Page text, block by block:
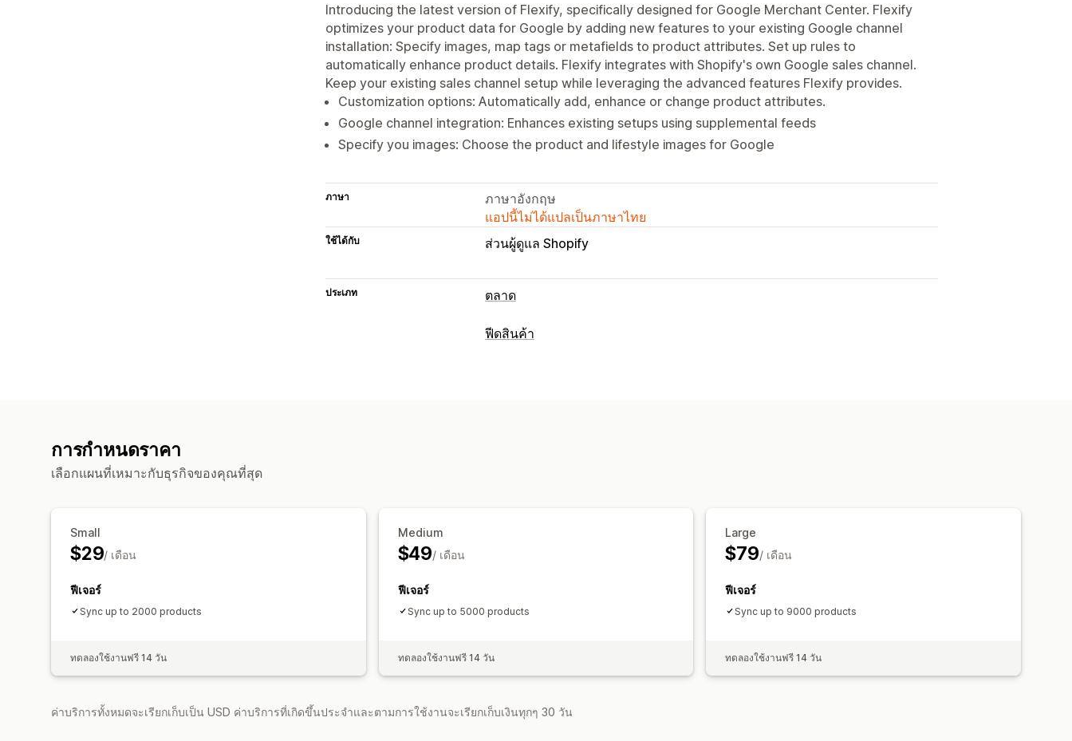
Introducing the latest version of Flexify, specifically designed for Google Merchant Center. Flexify
optimizes your product data for Google by adding new features to your existing Google channel
installation: Specify images, map tags or metafields to product attributes. Set up rules to
automatically enhance product details. Flexify integrates with Shopify's own Google sales channel.
Keep your existing sales channel setup while leveraging the advanced features Flexify provides.
Customization options: Automatically add, enhance or change product attributes.
Google channel integration: Enhances existing setups using supplemental feeds
Specify you images: Choose the product and lifestyle images for Google
ภาษา
ภาษาอังกฤษ
แอปนี้ไม่ได้แปลเป็นภาษาไทย
ใช้ได้กับ ส่วนผู้ดูแล Shopify
ประเภท ตลาด
ฟีดสินค้า
การกำหนดราคา
เลือกแผนที่เหมาะกับธุรกิจของคุณที่สุด
Small
$29/ เดือน
ฟีเจอร์
Sync up to 2000 products
ทดลองใช้งานฟรี 14 วัน
Medium
$49/ เดือน
ฟีเจอร์
Sync up to 5000 products
ทดลองใช้งานฟรี 14 วัน
Large
$79/ เดือน
ฟีเจอร์
Sync up to 9000 products
ทดลองใช้งานฟรี 14 วัน
ค่าบริการทั้งหมดจะเรียกเก็บเป็น USD ค่าบริการที่เกิดขึ้นประจำและตามการใช้งานจะเรียกเก็บเงินทุกๆ 30 วัน